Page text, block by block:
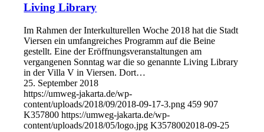
Living Library
Im Rahmen der Interkulturellen Woche 2018 hat die Stadt
Viersen ein umfangreiches Programm auf die Beine
gestellt. Eine der Eröffnungsveranstaltungen am
vergangenen Sonntag war die so genannte Living Library
in der Villa V in Viersen. Dort…
25. September 2018
https://umweg-jakarta.de/wp-
content/uploads/2018/09/2018-09-17-3.png 459 907
K357800 https://umweg-jakarta.de/wp-
content/uploads/2018/05/logo.jpg K3578002018-09-25